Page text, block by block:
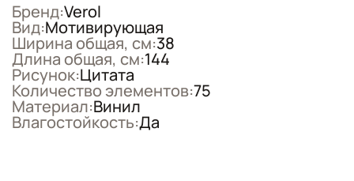
Бренд:Verol
Вид:Мотивирующая
Ширина общая, см:38
Длина общая, см:144
Рисунок:Цитата
Количество элементов:75
Материал:Винил
Влагостойкость:Да